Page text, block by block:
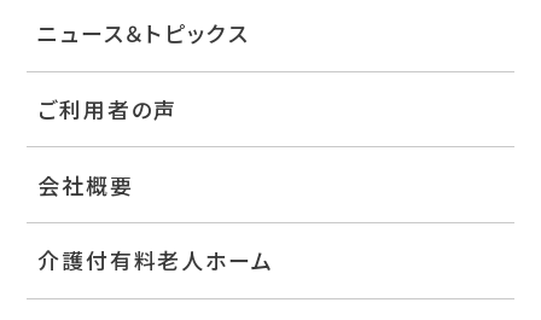
ニュース＆トピックス
ご利用者の声
会社概要
介護付有料老人ホーム